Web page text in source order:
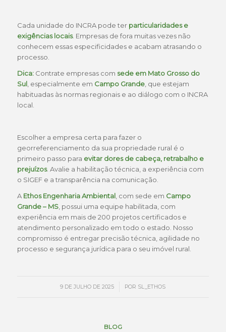
Cada unidade do INCRA pode ter particularidades e
exigências locais. Empresas de fora muitas vezes não
conhecem essas especificidades e acabam atrasando o
processo.
Dica:Contrate empresas com sede em Mato Grosso do
Sul, especialmente em Campo Grande, que estejam
habituadas às normas regionais e ao diálogo com o INCRA
local.
Escolher a empresa certa para fazer o
georreferenciamento da sua propriedade rural é o
primeiro passo para evitar dores de cabeça, retrabalho e
prejuízos. Avalie a habilitação técnica, a experiência com
o SIGEF e a transparência na comunicação.
A Ethos Engenharia Ambiental, com sede em Campo
Grande – MS, possui uma equipe habilitada, com
experiência em mais de 200 projetos certificados e
atendimento personalizado em todo o estado. Nosso
compromisso é entregar precisão técnica, agilidade no
processo e segurança jurídica para o seu imóvel rural.
9 DE JULHO DE 2025
/ POR SL_ETHOS
BLOG